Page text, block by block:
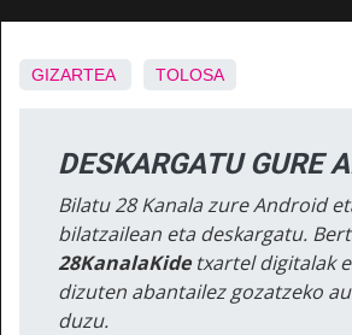
GIZARTEA TOLOSA
DESKARGATU GURE
Bilatu 28 Kanala zure Android
bilatzailean eta deskargatu.
28KanalaKidetxartel digitalak
dizuten abantailez gozatzeko
duzu.